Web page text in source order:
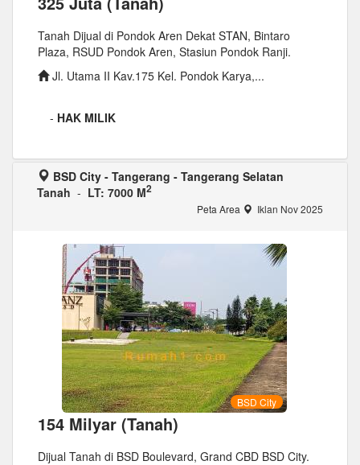
Tanah Dijual di Pondok Aren Dekat STAN, Bintaro
Plaza, RSUD Pondok Aren, Stasiun Pondok Ranji.
Jl. Utama II Kav.175 Kel. Pondok Karya,...
- HAK MILIK
BSD City - Tangerang - Tangerang Selatan
Tanah - LT: 7000 M2
Peta Area Iklan Nov 2025
BSD City
154 Milyar (Tanah)
Dijual Tanah di BSD Boulevard, Grand CBD BSD City.